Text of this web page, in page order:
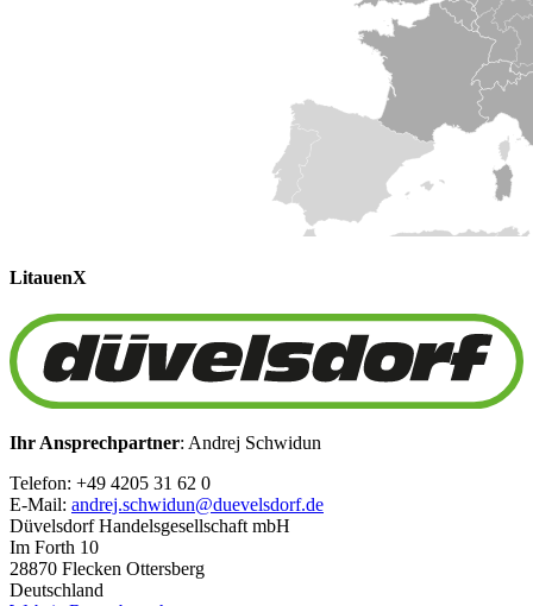
LitauenX
Ihr Ansprechpartner: Andrej Schwidun
Telefon: +49 4205 31 62 0
E-Mail: andrej.schwidun@duevelsdorf.de
Düvelsdorf Handelsgesellschaft mbH
Im Forth 10
28870 Flecken Ottersberg
Deutschland